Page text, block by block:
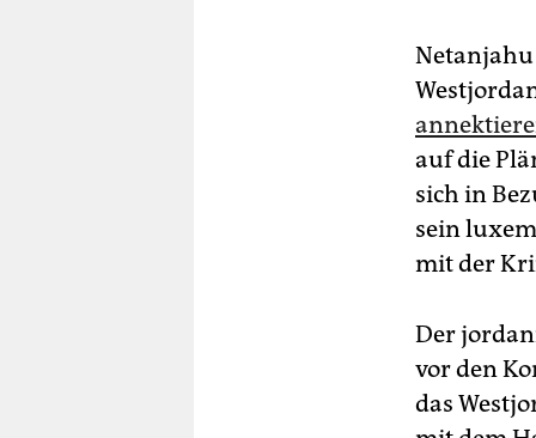
Netanjahu
auf die
sich in
sein
mit der
Der
vor den
das